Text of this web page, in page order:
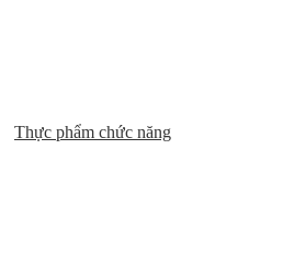
Thực phẩm chức năng